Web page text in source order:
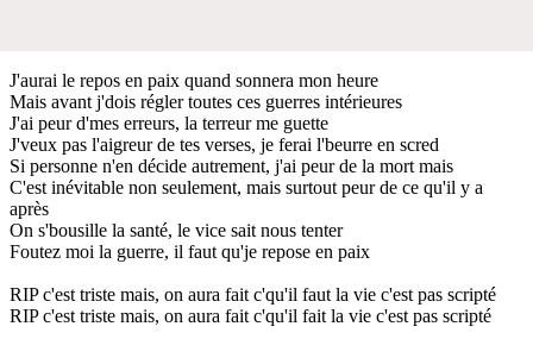
J'aurai le repos en paix quand sonnera mon heure
Mais avant j'dois régler toutes ces guerres intérieures
J'ai peur d'mes erreurs, la terreur me guette
J'veux pas l'aigreur de tes verses, je ferai l'beurre en scred
Si personne n'en décide autrement, j'ai peur de la mort mais
C'est inévitable non seulement, mais surtout peur de ce qu'il y a
après
On s'bousille la santé, le vice sait nous tenter
Foutez moi la guerre, il faut qu'je repose en paix
RIP c'est triste mais, on aura fait c'qu'il faut la vie c'est pas scripté
RIP c'est triste mais, on aura fait c'qu'il fait la vie c'est pas scripté